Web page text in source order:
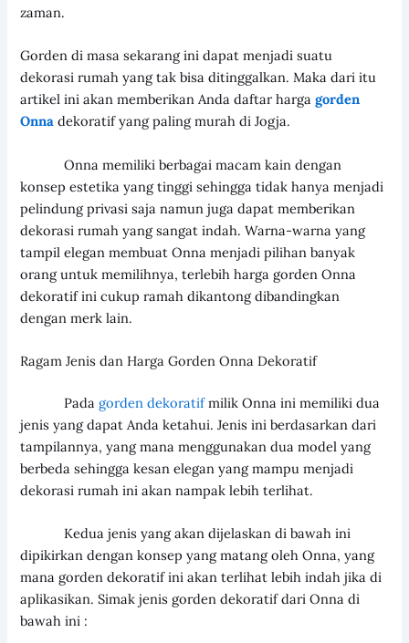
zaman.
Gorden di masa sekarang ini dapat menjadi suatu
dekorasi rumah yang tak bisa ditinggalkan. Maka dari itu
artikel ini akan memberikan Anda daftar hargagorden
Onna dekoratif yang paling murah di Jogja.
Onna memiliki berbagai macam kain dengan
konsep estetika yang tinggi sehingga tidak hanya menjadi
pelindung privasi saja namun juga dapat memberikan
dekorasi rumah yang sangat indah. Warna-warna yang
tampil elegan membuat Onna menjadi pilihan banyak
orang untuk memilihnya, terlebih harga gorden Onna
dekoratif ini cukup ramah dikantong dibandingkan
dengan merk lain.
Ragam Jenis dan Harga Gorden Onna Dekoratif
Padagorden dekoratifmilik Onna ini memiliki dua
jenis yang dapat Anda ketahui. Jenis ini berdasarkan dari
tampilannya, yang mana menggunakan dua model yang
berbeda sehingga kesan elegan yang mampu menjadi
dekorasi rumah ini akan nampak lebih terlihat.
Kedua jenis yang akan dijelaskan di bawah ini
dipikirkan dengan konsep yang matang oleh Onna, yang
mana gorden dekoratif ini akan terlihat lebih indah jika di
aplikasikan. Simak jenis gorden dekoratif dari Onna di
bawah ini :